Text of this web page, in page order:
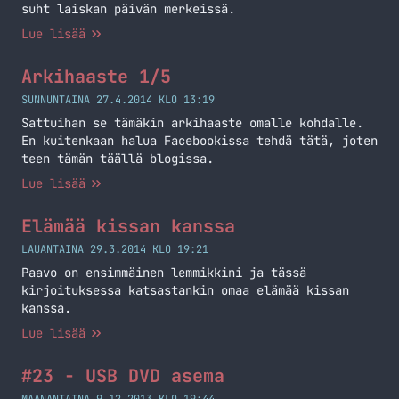
suht laiskan päivän merkeissä.
Lue lisää
Arkihaaste 1/5
SUNNUNTAINA 27.4.2014 KLO 13:19
Sattuihan se tämäkin arkihaaste omalle kohdalle.
En kuitenkaan halua Facebookissa tehdä tätä, joten
teen tämän täällä blogissa.
Lue lisää
Elämää kissan kanssa
LAUANTAINA 29.3.2014 KLO 19:21
Paavo on ensimmäinen lemmikkini ja tässä
kirjoituksessa katsastankin omaa elämää kissan
kanssa.
Lue lisää
#23 - USB DVD asema